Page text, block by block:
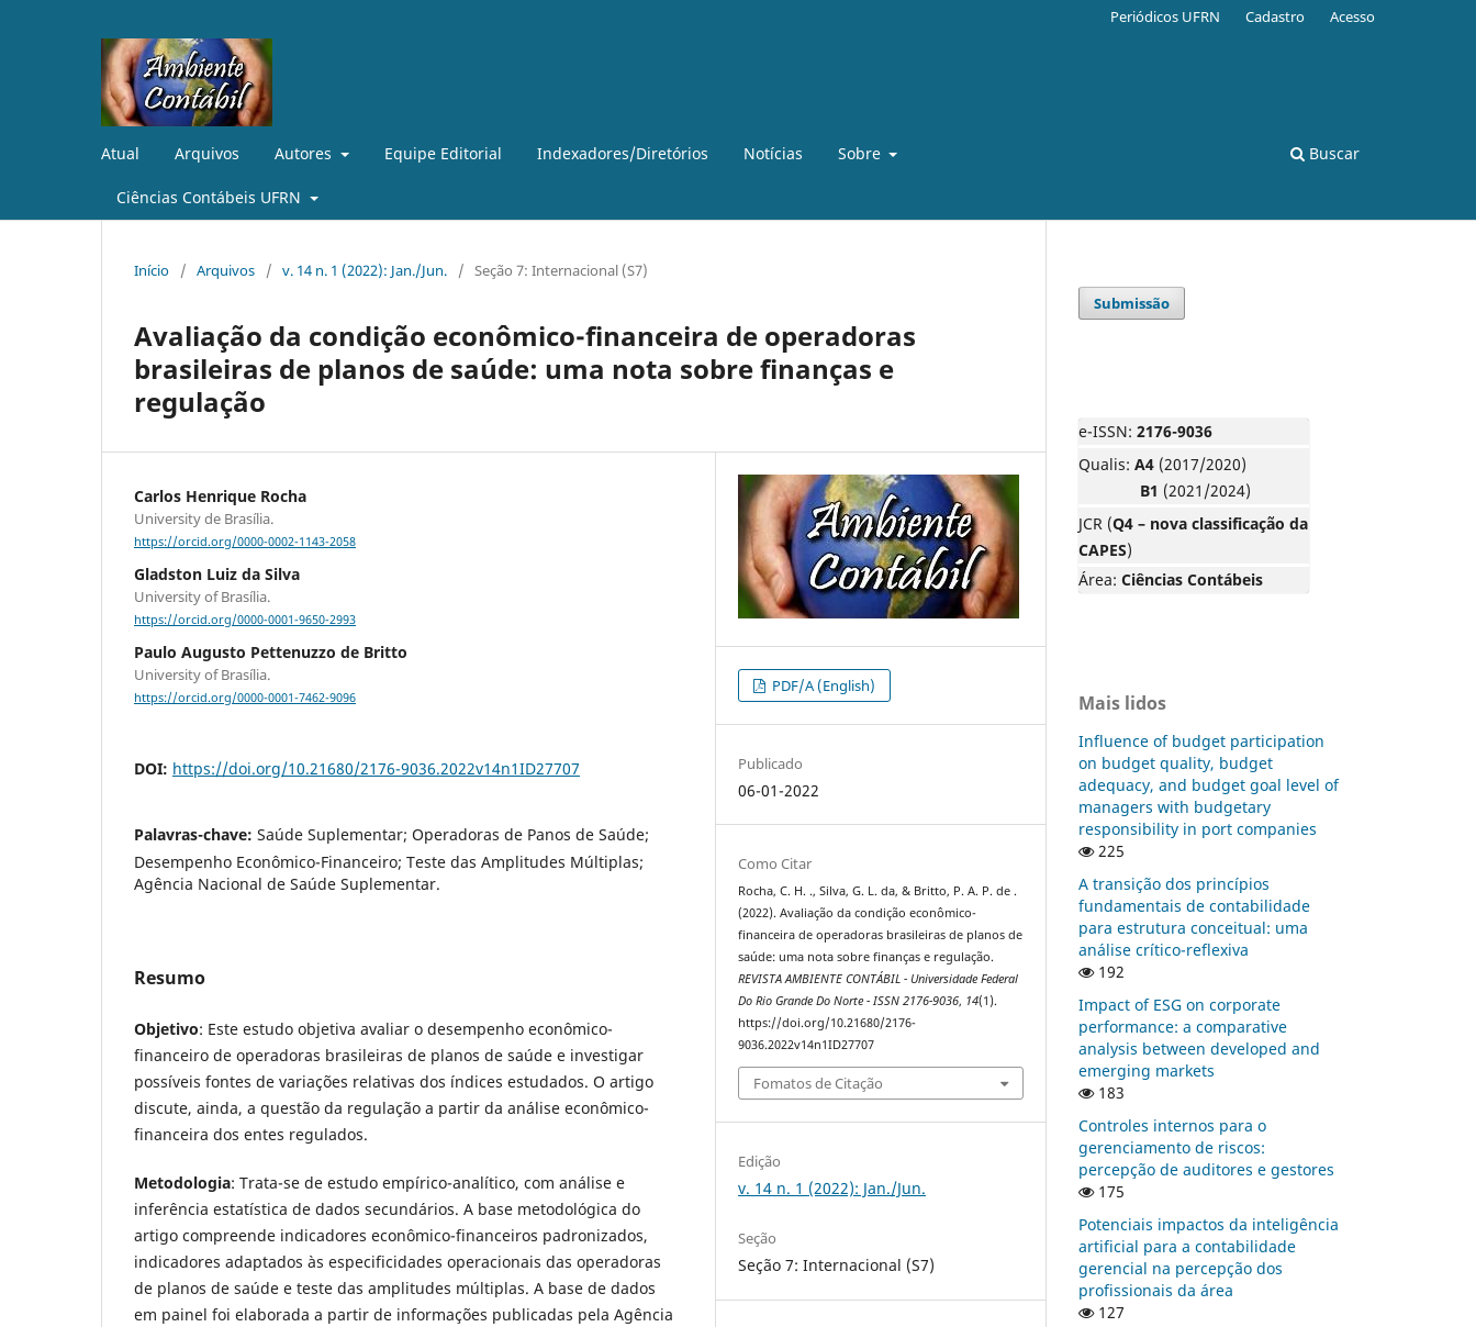
Atual Arquivos Autores Equipe Editorial Indexadores/Diretórios Notícias Sobre
Ciências Contábeis UFRN
Buscar
Periódicos UFRN Cadastro Acesso
Início / Arquivos / v. 14 n. 1 (2022): Jan./Jun. / Seção 7: Internacional (S7)
Avaliação da condição econômico-financeira de operadoras
brasileiras de planos de saúde: uma nota sobre finanças e
regulação
Carlos Henrique Rocha
University de Brasília.
https://orcid.org/0000-0002-1143-2058
Gladston Luiz da Silva
University of Brasília.
https://orcid.org/0000-0001-9650-2993
Paulo Augusto Pettenuzzo de Britto
University of Brasília.
https://orcid.org/0000-0001-7462-9096
DOI: https://doi.org/10.21680/2176-9036.2022v14n1ID27707
Palavras-chave: Saúde Suplementar; Operadoras de Panos de Saúde;
Desempenho Econômico-Financeiro; Teste das Amplitudes Múltiplas;
Agência Nacional de Saúde Suplementar.
Resumo
Objetivo: Este estudo objetiva avaliar o desempenho econômico-
financeiro de operadoras brasileiras de planos de saúde e investigar
possíveis fontes de variações relativas dos índices estudados. O artigo
discute, ainda, a questão da regulação a partir da análise econômico-
financeira dos entes regulados.
Metodologia: Trata-se de estudo empírico-analítico, com análise e
inferência estatística de dados secundários. A base metodológica do
artigo compreende indicadores econômico-financeiros padronizados,
indicadores adaptados às especificidades operacionais das operadoras
de planos de saúde e teste das amplitudes múltiplas. A base de dados
em painel foi elaborada a partir de informações publicadas pela Agência
PDF/A (English)
Publicado
06-01-2022
Como Citar
Rocha, C. H. ., Silva, G. L. da, & Britto, P. A. P. de .
(2022). Avaliação da condição econômico-
financeira de operadoras brasileiras de planos de
saúde: uma nota sobre finanças e regulação.
REVISTA AMBIENTE CONTÁBIL - Universidade Federal
Do Rio Grande Do Norte - ISSN 2176-9036, 14(1).
https://doi.org/10.21680/2176-
9036.2022v14n1ID27707
Fomatos de Citação
Edição
v. 14 n. 1 (2022): Jan./Jun.
Seção
Seção 7: Internacional (S7)
Submissão
e-ISSN: 2176-9036
Qualis: A4 (2017/2020)
B1 (2021/2024)
JCR (Q4 – nova classificação da
CAPES)
Área: Ciências Contábeis
Mais lidos
Influence of budget participation
on budget quality, budget
adequacy, and budget goal level of
managers with budgetary
responsibility in port companies
225
A transição dos princípios
fundamentais de contabilidade
para estrutura conceitual: uma
análise crítico-reflexiva
192
Impact of ESG on corporate
performance: a comparative
analysis between developed and
emerging markets
183
Controles internos para o
gerenciamento de riscos:
percepção de auditores e gestores
175
Potenciais impactos da inteligência
artificial para a contabilidade
gerencial na percepção dos
profissionais da área
127